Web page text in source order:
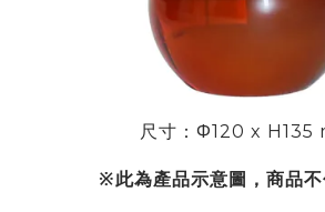
尺寸：Φ120 x H135
※此為產品示意圖，商品